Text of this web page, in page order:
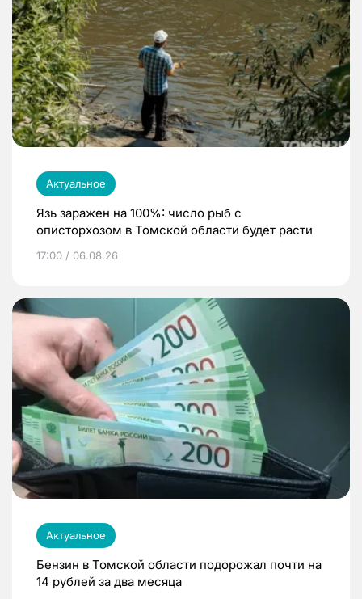
Актуальное
Язь заражен на 100%: число рыб с
описторхозом в Томской области будет расти
17:00 / 06.08.26
Актуальное
Бензин в Томской области подорожал почти на
14 рублей за два месяца